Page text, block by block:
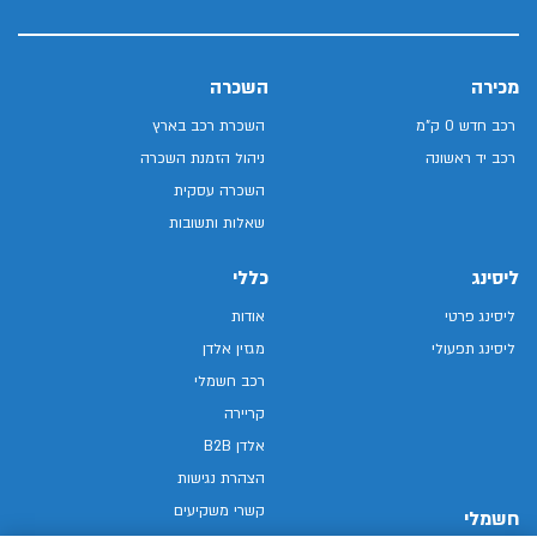
מכירה
רכב חדש 0 ק"מ
רכב יד ראשונה
השכרה
השכרת רכב בארץ
ניהול הזמנת השכרה
השכרה עסקית
שאלות ותשובות
ליסינג
ליסינג פרטי
ליסינג תפעולי
חשמלי
כללי
אודות
מגזין אלדן
רכב חשמלי
קריירה
אלדן B2B
הצהרת נגישות
קשרי משקיעים